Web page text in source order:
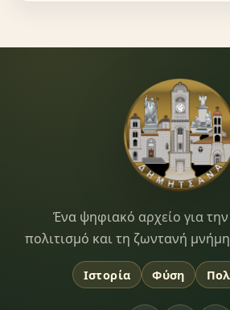
Dimitsana.gr
Ένα ψηφιακό αρχείο για την
πολιτισμό και τη ζωντανή
Ιστορία Φύση